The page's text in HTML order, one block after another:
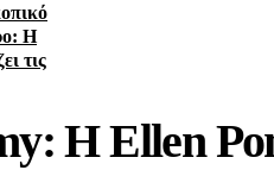
Η
τις
Η Ellen